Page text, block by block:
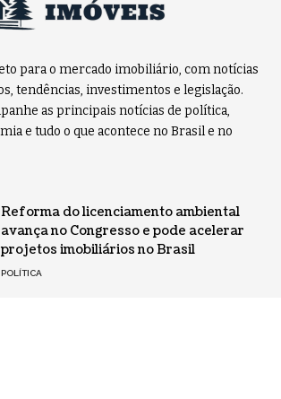
para o mercado imobiliário, com notícias
tendências, investimentos e legislação.
as principais notícias de política,
e tudo o que acontece no Brasil e no
Reforma do licenciamento ambiental
avança no Congresso e pode acelerar
projetos imobiliários no Brasil
POLÍTICA